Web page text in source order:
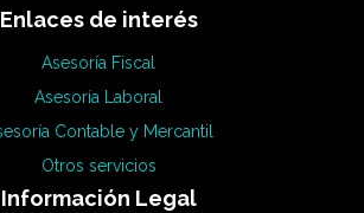
Enlaces de interés
Asesoría Fiscal
Asesoría Laboral
Contable y Mercantil
Otros servicios
Información Legal